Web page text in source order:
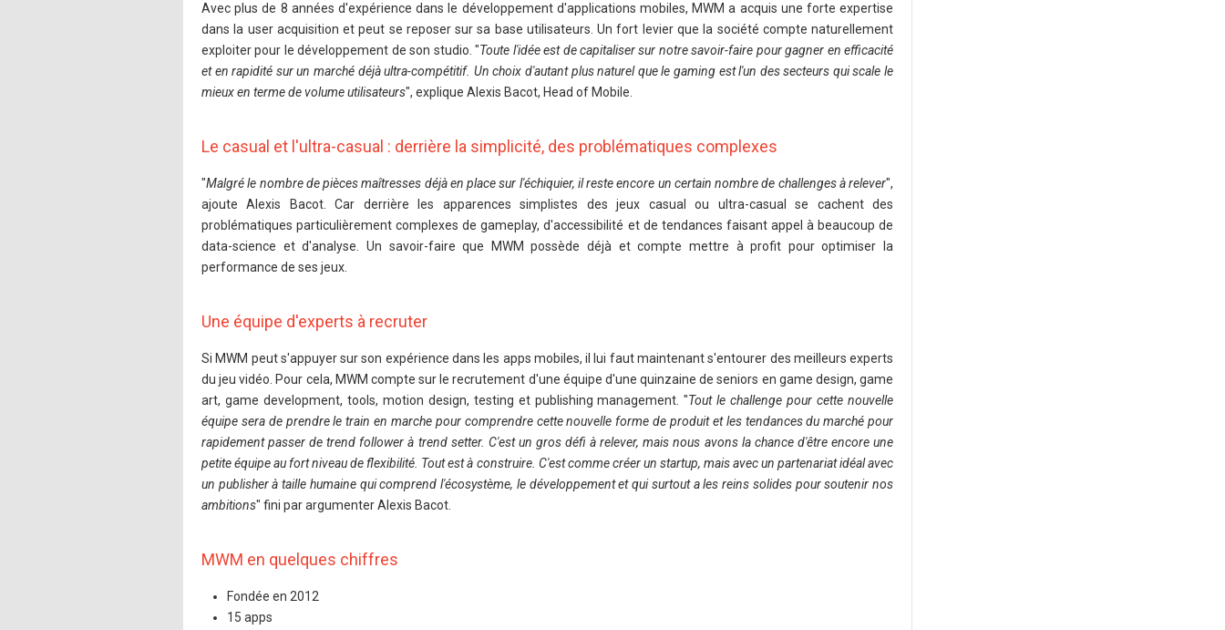
Avec plus de 8 années d'expérience dans le développement d'applications mobiles, MWM a acquis une forte expertise
dans la user acquisition et peut se reposer sur sa base utilisateurs. Un fort levier que la société compte naturellement
exploiter pour le développement de son studio. "Toute l'idée est de capitaliser sur notre savoir-faire pour gagner en efficacité
et en rapidité sur un marché déjà ultra-compétitif. Un choix d'autant plus naturel que le gaming est l'un des secteurs qui scale le
mieux en terme de volume utilisateurs", explique Alexis Bacot, Head of Mobile.
Le casual et l'ultra-casual : derrière la simplicité, des problématiques complexes
"Malgré le nombre de pièces maîtresses déjà en place sur l'échiquier, il reste encore un certain nombre de challenges à relever",
ajoute Alexis Bacot. Car derrière les apparences simplistes des jeux casual ou ultra-casual se cachent des
problématiques particulièrement complexes de gameplay, d'accessibilité et de tendances faisant appel à beaucoup de
data-science et d'analyse. Un savoir-faire que MWM possède déjà et compte mettre à profit pour optimiser la
performance de ses jeux.
Une équipe d'experts à recruter
Si MWM peut s'appuyer sur son expérience dans les apps mobiles, il lui faut maintenant s'entourer des meilleurs experts
du jeu vidéo. Pour cela, MWM compte sur le recrutement d'une équipe d'une quinzaine de seniors en game design, game
art, game development, tools, motion design, testing et publishing management. "Tout le challenge pour cette nouvelle
équipe sera de prendre le train en marche pour comprendre cette nouvelle forme de produit et les tendances du marché pour
rapidement passer de trend follower à trend setter. C'est un gros défi à relever, mais nous avons la chance d'être encore une
petite équipe au fort niveau de flexibilité. Tout est à construire. C'est comme créer un startup, mais avec un partenariat idéal avec
un publisher à taille humaine qui comprend l'écosystème, le développement et qui surtout a les reins solides pour soutenir nos
ambitions" fini par argumenter Alexis Bacot.
MWM en quelques chiffres
Fondée en 2012
15 apps